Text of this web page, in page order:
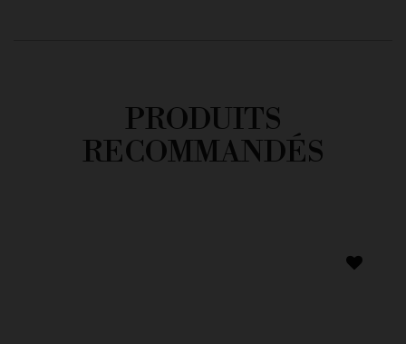
PRODUITS
RECOMMANDÉS